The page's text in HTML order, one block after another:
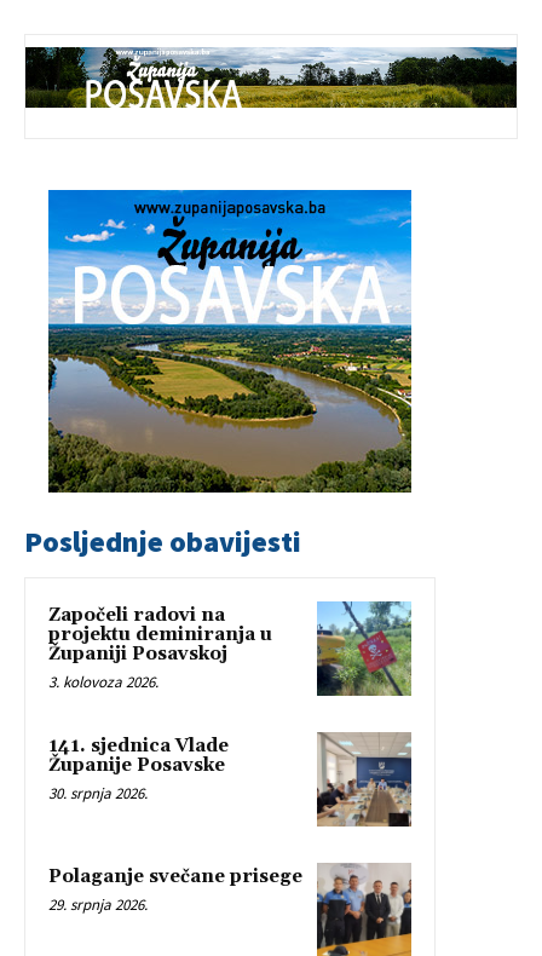
Posljednje obavijesti
Započeli radovi na
projektu deminiranja u
Županiji Posavskoj
3. kolovoza 2026.
141. sjednica Vlade
Županije Posavske
30. srpnja 2026.
Polaganje svečane prisege
29. srpnja 2026.